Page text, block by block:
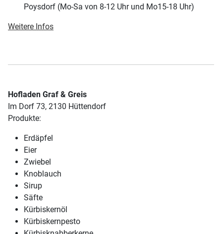
Poysdorf (Mo-Sa von 8-12 Uhr und Mo15-18 Uhr)
Weitere Infos
Hofladen Graf & Greis
Im Dorf 73, 2130 Hüttendorf
Produkte:
Erdäpfel
Eier
Zwiebel
Knoblauch
Sirup
Säfte
Kürbiskernöl
Kürbiskernpesto